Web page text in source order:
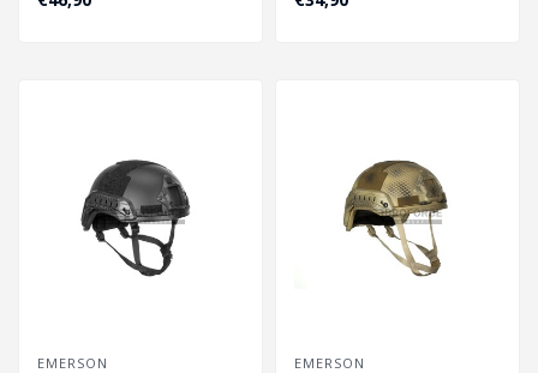
cm..
EMERSON EMERSON